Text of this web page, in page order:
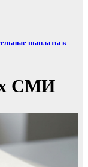
выплаты к